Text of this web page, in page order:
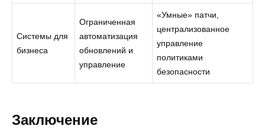
Системы для
бизнеса
Ограниченная
автоматизация
обновлений и
управление
«Умные» патчи,
централизованное
управление
политиками
безопасности
Заключение